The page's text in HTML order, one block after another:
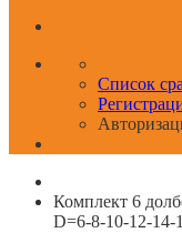
Список
Комплект 6
D=6-8-10-12-14-